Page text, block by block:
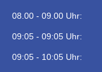
08.00 - 09.00 Uhr:
09:05 - 09:05 Uhr:
09:05 - 10:05 Uhr: